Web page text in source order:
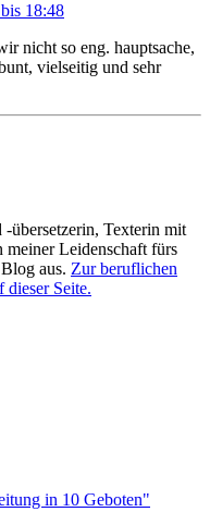
18:48
nicht so eng. hauptsache,
vielseitig und sehr
übersetzerin, Texterin mit
Leidenschaft fürs
aus. Zur beruflichen
dieser Seite.